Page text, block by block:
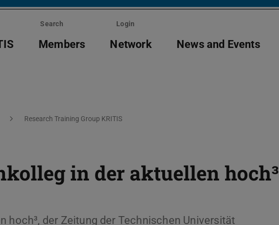
Search Login
Members Network News and Events
Research Training Group KRITIS
in der aktuellen hoch³
hoch³, der Zeitung der Technischen Universität